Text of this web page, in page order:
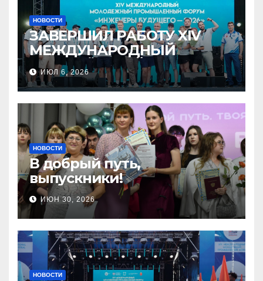
НОВОСТИ
ЗАВЕРШИЛ РАБОТУ XIV
МЕЖДУНАРОДНЫЙ
МОЛОДЁЖНЫЙ
ПРОМЫШЛЕННЫЙ ФОРУМ
«ИНЖЕНЕРЫ БУДУЩЕГО –
2026»
ИЮЛ 6, 2026
НОВОСТИ
В добрый путь,
выпускники!
ИЮН 30, 2026
НОВОСТИ